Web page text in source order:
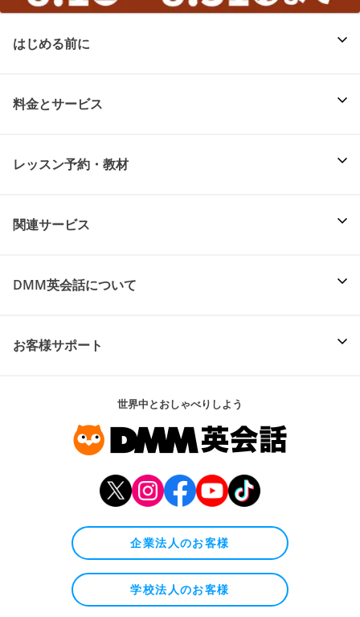
はじめる前に
料金とサービス
レッスン予約・教材
関連サービス
DMM英会話について
お客様サポート
世界中とおしゃべりしよう
企業法人のお客様
学校法人のお客様